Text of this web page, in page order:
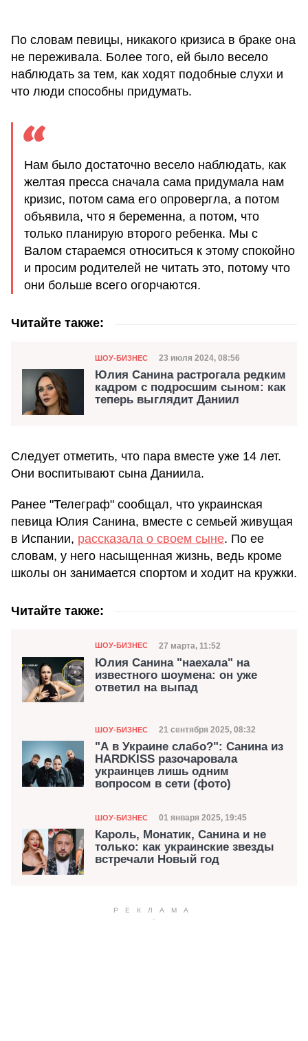
По словам певицы, никакого кризиса в браке она
не переживала. Более того, ей было весело
наблюдать за тем, как ходят подобные слухи и
что люди способны придумать.
Нам было достаточно весело наблюдать, как
желтая пресса сначала сама придумала нам
кризис, потом сама его опровергла, а потом
объявила, что я беременна, а потом, что
только планирую второго ребенка. Мы с
Валом стараемся относиться к этому спокойно
и просим родителей не читать это, потому что
они больше всего огорчаются.
Читайте также:
Категория
ШОУ-БИЗНЕС Дата публикации
23 июля 2024, 08:56
Юлия Санина растрогала редким
кадром с подросшим сыном: как
теперь выглядит Даниил
Следует отметить, что пара вместе уже 14 лет.
Они воспитывают сына Даниила.
Ранее "Телеграф" сообщал, что украинская
певица Юлия Санина, вместе с семьей живущая
в Испании, рассказала о своем сыне. По ее
словам, у него насыщенная жизнь, ведь кроме
школы он занимается спортом и ходит на кружки.
Читайте также:
Категория
ШОУ-БИЗНЕС Дата публикации
27 марта, 11:52
Юлия Санина "наехала" на
известного шоумена: он уже
ответил на выпад
Категория
ШОУ-БИЗНЕС Дата публикации
21 сентября 2025, 08:32
"А в Украине слабо?": Санина из
HARDKISS разочаровала
украинцев лишь одним
вопросом в сети (фото)
Категория
ШОУ-БИЗНЕС Дата публикации
01 января 2025, 19:45
Кароль, Монатик, Санина и не
только: как украинские звезды
встречали Новый год